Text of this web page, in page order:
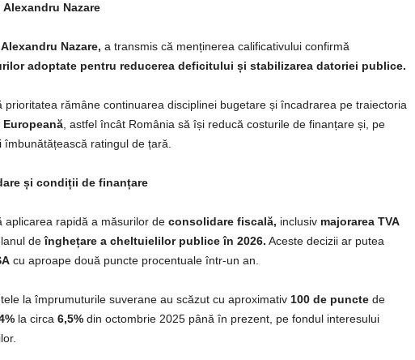
Nazare
Alexandru Nazare, a transmis că menținerea calificativului confirmă
adoptate pentru reducerea deficitului și stabilizarea datoriei publice.
prioritatea rămâne continuarea disciplinei bugetare și încadrarea pe traiectoria
Europeană, astfel încât România să își reducă costurile de finanțare și, pe
ratingul de țară.
și condiții de finanțare
aplicarea rapidă a măsurilor de consolidare fiscală, inclusiv majorarea TVA
deînghețare a cheltuielilor publice în 2026. Aceste decizii ar putea
cu aproape două puncte procentuale într-un an.
la împrumuturile suverane au scăzut cu aproximativ 100 de punctede
la circa 6,5% din octombrie 2025 până în prezent, pe fondul interesului